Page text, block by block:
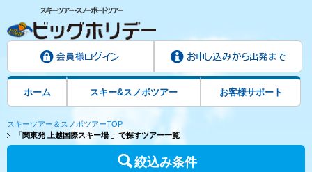
ホーム スキー&スノボツアー お客様サポート
スキーツアー＆スノボツアーTOP
「関東発 上越国際スキー場 」で探すツアー一覧
絞込み条件